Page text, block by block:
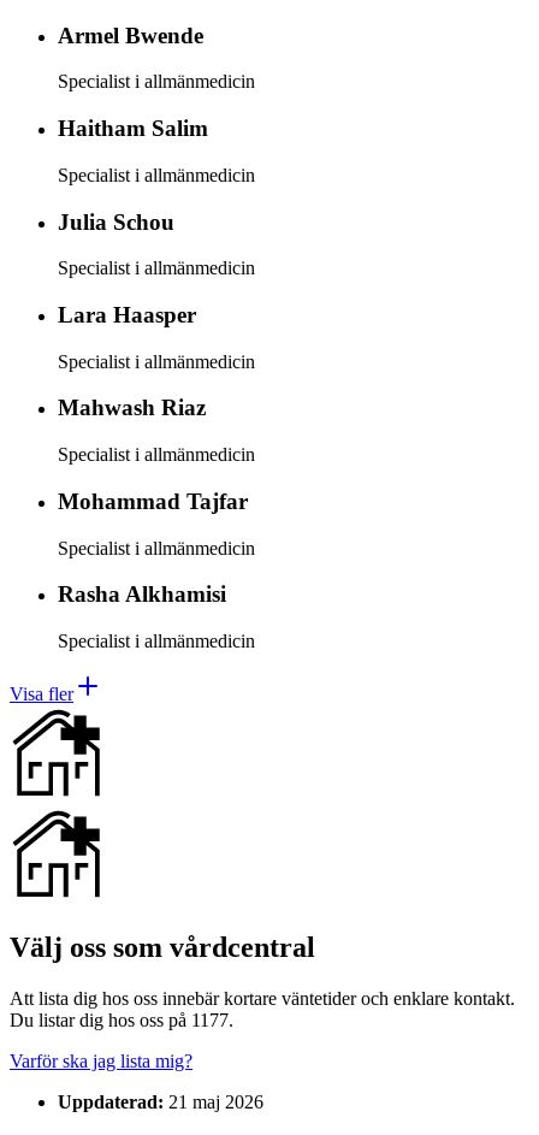
Armel Bwende
Specialist i allmänmedicin
Haitham Salim
Specialist i allmänmedicin
Julia Schou
Specialist i allmänmedicin
Lara Haasper
Specialist i allmänmedicin
Mahwash Riaz
Specialist i allmänmedicin
Mohammad Tajfar
Specialist i allmänmedicin
RashaAlkhamisi
Specialist i allmänmedicin
Visa fler
Välj oss som vårdcentral
Att lista dig hos oss innebär kortare väntetider och enklare kontakt.
Du listar dig hos oss på 1177.
Varför ska jag lista mig?
Uppdaterad: 21 maj 2026